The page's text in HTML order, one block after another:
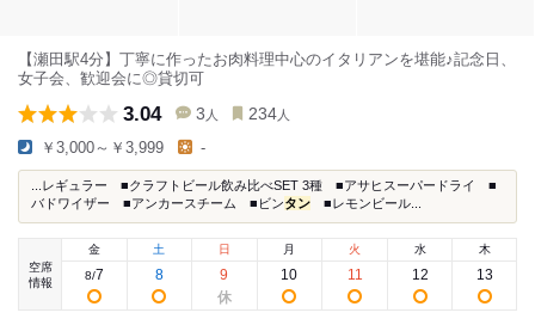
【瀬田駅4分】丁寧に作ったお肉料理中心のイタリアンを堪能♪記念日、
女子会、歓迎会に◎貸切可
3.04 3 人 234 人
￥3,000～￥3,999 -
...レギュラー ■クラフトビール飲み比べSET 3種 ■アサヒスーパードライ ■
バドワイザー ■アンカースチーム ■ビンタン ■レモンビール...
空席
情報
金
8/7
土
8
日
9
月
10
火
11
水
12
木
13